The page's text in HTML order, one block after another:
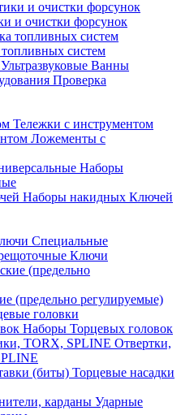
и очистки форсунок
систем
Ультразвуковые Ванны
Проверка
Тележки с инструментом
Ложементы с
Наборы
Наборы накидных Ключей
Специальные
Ключи
(предельно регулируемые)
головки
Наборы Торцевых головок
Отвертки,
Торцевые насадки
Ударные